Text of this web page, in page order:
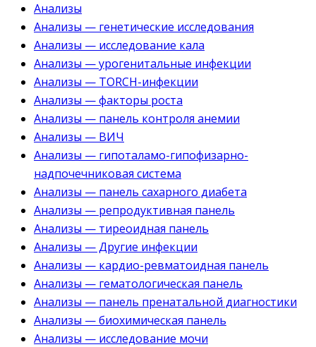
Анализы
Анализы — генетические исследования
Анализы — исследование кала
Анализы — урогенитальные инфекции
Анализы — TORCH-инфекции
Анализы — факторы роста
Анализы — панель контроля анемии
Анализы — ВИЧ
Анализы — гипоталамо-гипофизарно-
надпочечниковая система
Анализы — панель сахарного диабета
Анализы — репродуктивная панель
Анализы — тиреоидная панель
Анализы — Другие инфекции
Анализы — кардио-ревматоидная панель
Анализы — гематологическая панель
Анализы — панель пренатальной диагностики
Анализы — биохимическая панель
Анализы — исследование мочи